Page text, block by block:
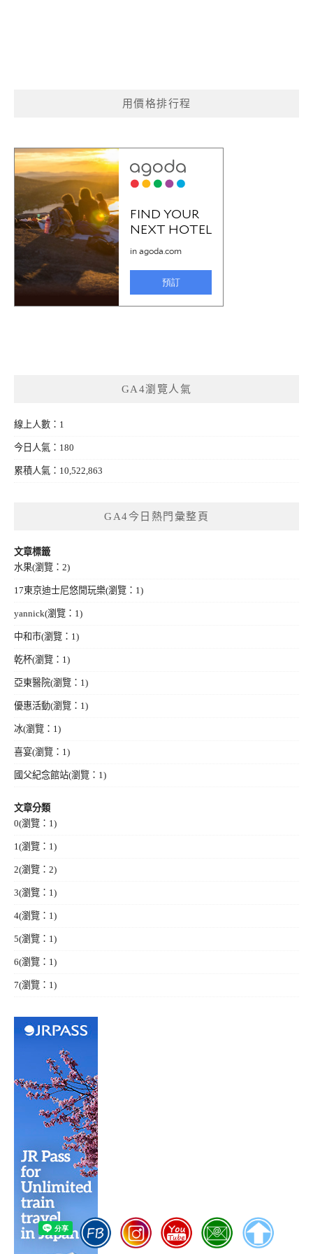
用價格排行程
GA4瀏覽人氣
線上人數：1
今日人氣：180
累積人氣：10,522,863
GA4今日熱門彙整頁
文章標籤
水果(瀏覽：2)
17東京迪士尼悠閒玩樂(瀏覽：1)
yannick(瀏覽：1)
中和市(瀏覽：1)
乾杯(瀏覽：1)
亞東醫院(瀏覽：1)
優惠活動(瀏覽：1)
冰(瀏覽：1)
喜宴(瀏覽：1)
國父紀念館站(瀏覽：1)
文章分類
0(瀏覽：1)
1(瀏覽：1)
2(瀏覽：2)
3(瀏覽：1)
4(瀏覽：1)
5(瀏覽：1)
6(瀏覽：1)
7(瀏覽：1)